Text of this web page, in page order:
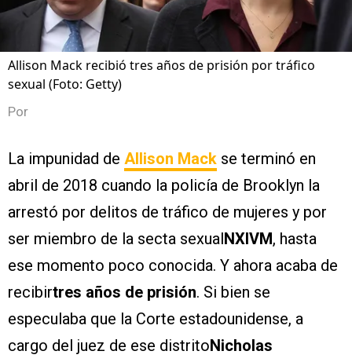
Allison Mack recibió tres años de prisión por tráfico
sexual (Foto: Getty)
Por
La impunidad de Allison Mack se terminó en
abril de 2018 cuando la policía de Brooklyn la
arrestó por delitos de tráfico de mujeres y por
ser miembro de la secta sexual NXIVM, hasta
ese momento poco conocida. Y ahora acaba de
recibirtres años de prisión. Si bien se
especulaba que la Corte estadounidense, a
cargo del juez de ese distritoNicholas